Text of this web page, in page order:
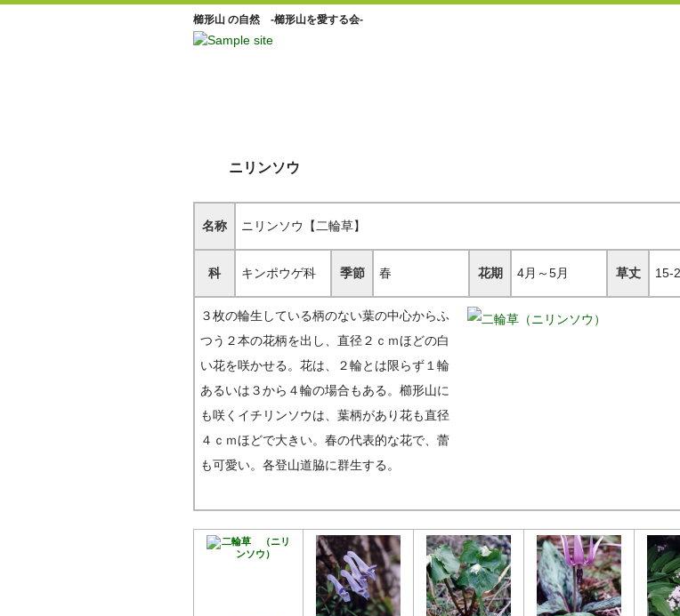
櫛形山 の自然 -櫛形山を愛する会-
ニリンソウ
名称 ニリンソウ【二輪草】
科 キンポウゲ科 季節 春 花期 4月～5月 草丈 15-
３枚の輪生している柄のない葉の中心からふ
つう２本の花柄を出し、直径２ｃｍほどの白
い花を咲かせる。花は、２輪とは限らず１輪
あるいは３から４輪の場合もある。櫛形山に
も咲くイチリンソウは、葉柄があり花も直径
４ｃｍほどで大きい。春の代表的な花で、蕾
も可愛い。各登山道脇に群生する。